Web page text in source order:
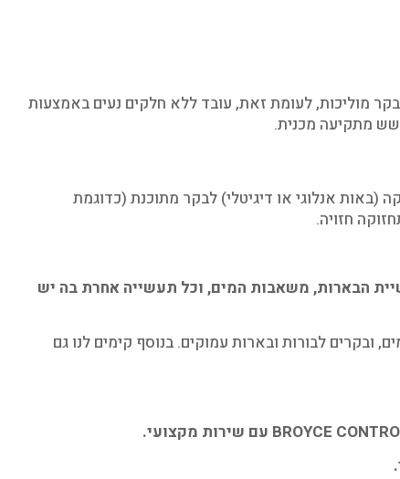
מוליכות, לעומת זאת, עובד ללא חלקים נעים באמצעות
מתקיעה מכנית.
(באות אנלוגי או דיגיטלי) לבקר מתוכנת (כדוגמת
הבארות, משאבות המים, וכל תעשייה אחרת בה יש
ובקרים לבורות ובארות עמוקים. בנוסף קימים לנו גם
BROYCE עם שירות מקצועי.